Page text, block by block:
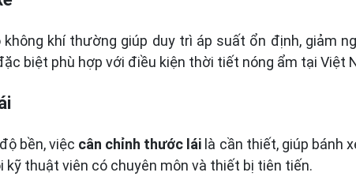
khí thường giúp duy trì áp suất ổn định, giảm
biệt phù hợp với điều kiện thời tiết nóng ẩm tại Việt
bền, việc cân chỉnh thước lái là cần thiết, giúp bánh
kỹ thuật viên có chuyên môn và thiết bị tiên tiến.